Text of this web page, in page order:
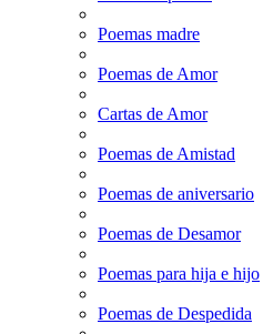
Poemas madre
Poemas de Amor
Cartas de Amor
Poemas de Amistad
Poemas de aniversario
Poemas de Desamor
Poemas para hija e hijo
Poemas de Despedida